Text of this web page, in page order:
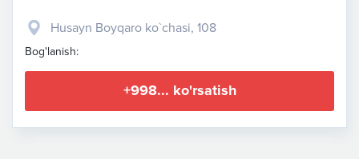
Husayn Boyqaro ko`chasi, 108
Bog'lanish:
+998... ko'rsatish